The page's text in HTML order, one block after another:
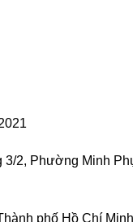
2, Phường Minh
phố Hồ Chí